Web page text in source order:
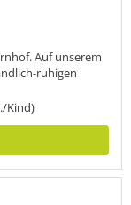
Auf unserem
ruhigen
Kind)